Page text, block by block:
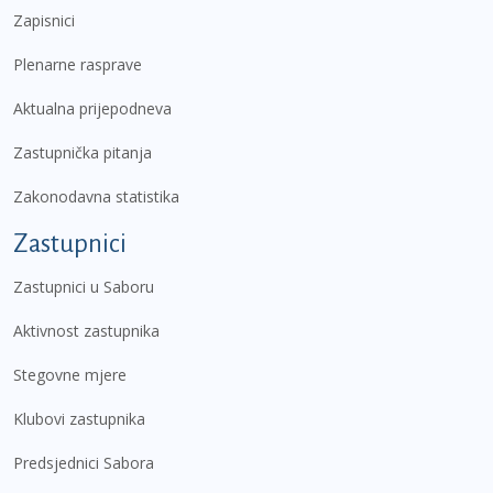
Zapisnici
Plenarne rasprave
Aktualna prijepodneva
Zastupnička pitanja
Zakonodavna statistika
Zastupnici
Zastupnici u Saboru
Aktivnost zastupnika
Stegovne mjere
Klubovi zastupnika
Predsjednici Sabora